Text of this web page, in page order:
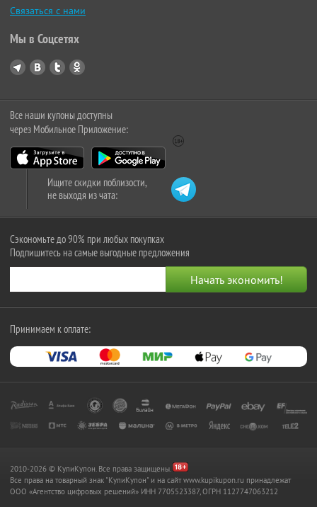
Связаться с нами
Мы в Соцсетях
Все наши купоны доступны
через Мобильное Приложение:
Ищите скидки поблизости,
не выходя из чата:
Сэкономьте до 90% при любых покупках
Подпишитесь на самые выгодные предложения
Принимаем к оплате:
2010-2026 © КупиКупон. Все права защищены.
Все права на товарный знак "КупиКупон" и на сайт www.kupikupon.ru принадлежат
OOO «Агентство цифровых решений» ИНН 7705523387, ОГРН 1127747063212